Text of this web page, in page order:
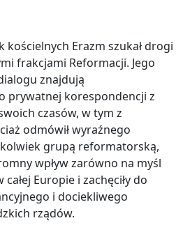
Erazm szukał drogi
frakcjami Reformacji. Jego
znajdują
prywatnej korespondencji z
czasów, w tym z
odmówił wyraźnego
grupą reformatorską,
wpływ zarówno na myśl
Europie i zachęciły do
i dociekliwego
rządów.